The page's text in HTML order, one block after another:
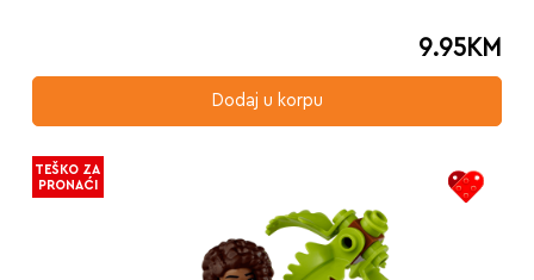
9.95KM
Dodaj u korpu
TEŠKO ZA
PRONAĆI